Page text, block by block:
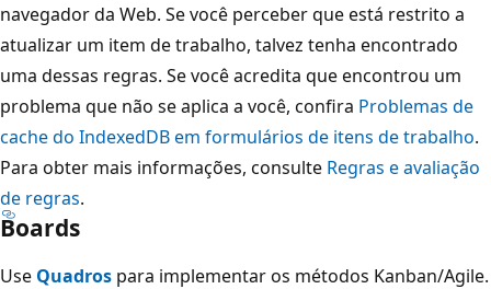
navegador da Web. Se você perceber que está restrito a
atualizar um item de trabalho, talvez tenha encontrado
uma dessas regras. Se você acredita que encontrou um
problema que não se aplica a você, confira Problemas de
cache do IndexedDB em formulários de itens de trabalho.
Para obter mais informações, consulte Regras e avaliação
de regras.
Boards
Use Quadros para implementar os métodos Kanban/Agile.